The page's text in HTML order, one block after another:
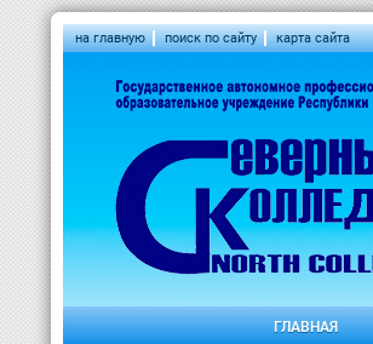
на главную поиск по сайту карта сайта
ГЛАВНАЯ